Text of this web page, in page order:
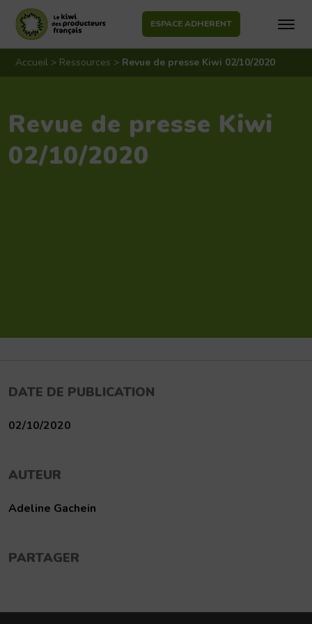
Aller
au
ESPACE ADHERENT
Accueil > Ressources > Revue de presse Kiwi 02/10/2020
Revue de presse Kiwi
02/10/2020
DATE DE PUBLICATION
02/10/2020
AUTEUR
Adeline Gachein
PARTAGER